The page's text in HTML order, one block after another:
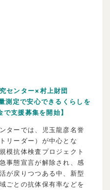
センター×村上財団
測定で安心できるくらしを
支援募集を開始】
ターでは、児玉龍彦名誉
リーダー）が中心とな
模抗体検査プロジェクト
事態宣言が解除され、感
が戻りつつある中、新型
ごとの抗体保有率などを